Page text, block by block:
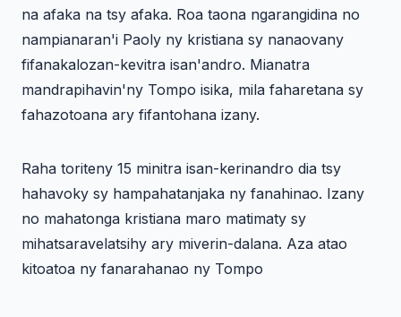
na afaka na tsy afaka. Roa taona ngarangidina no
nampianaran'i Paoly ny kristiana sy nanaovany
fifanakalozan-kevitra isan'andro. Mianatra
mandrapihavin'ny Tompo isika, mila faharetana sy
fahazotoana ary fifantohana izany.
Raha toriteny 15 minitra isan-kerinandro dia tsy
hahavoky sy hampahatanjaka ny fanahinao. Izany
no mahatonga kristiana maro matimaty sy
mihatsaravelatsihy ary miverin-dalana. Aza atao
kitoatoa ny fanarahanao ny Tompo